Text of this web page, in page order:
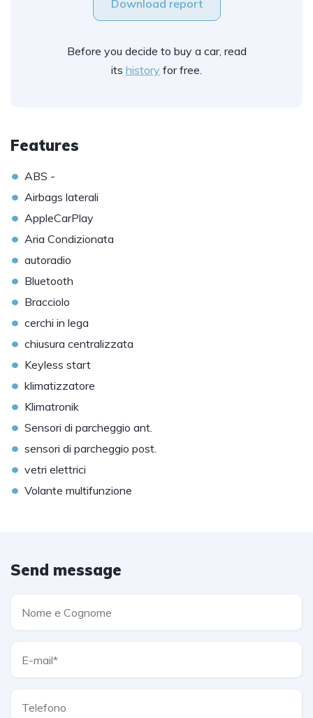
Download report
Before you decide to buy a car, read
its history for free.
Features
• ABS -
• Airbags laterali
• AppleCarPlay
• Aria Condizionata
• autoradio
• Bluetooth
• Bracciolo
• cerchi in lega
• chiusura centralizzata
• Keyless start
• klimatizzatore
• Klimatronik
• Sensori di parcheggio ant.
• sensori di parcheggio post.
• vetri elettrici
• Volante multifunzione
Send message